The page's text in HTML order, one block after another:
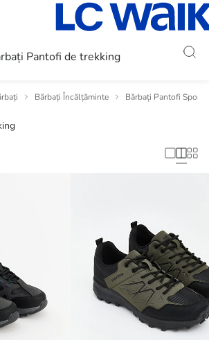
Pantofi de trekking
Bărbați Încălțăminte Bărbați Pantofi Sport